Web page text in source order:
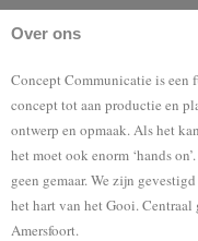
Over ons
Concept Communicatie is een
concept tot aan productie en
ontwerp en opmaak. Als het
het moet ook enorm ‘hands
geen gemaar. We zijn
het hart van het Gooi. Centraal
Amersfoort.